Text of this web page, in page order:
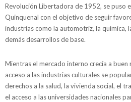
Revolución Libertadora de 1952, se puso
Quinquenal con el objetivo de seguir
industrias como la automotriz, la química,
demás desarrollos de base.
Mientras el mercado interno crecía a buen
acceso a las industrias culturales se
derechos a la salud, la vivienda social, el
el acceso a las universidades nacionales